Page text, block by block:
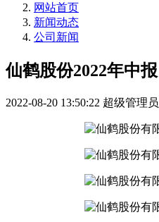
网站首页
新闻动态
公司新闻
仙鹤股份2022年中报
2022-08-20 13:50:22 超级管理员